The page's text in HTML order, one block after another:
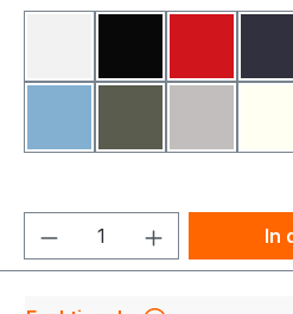
Produkt Anzahl: In